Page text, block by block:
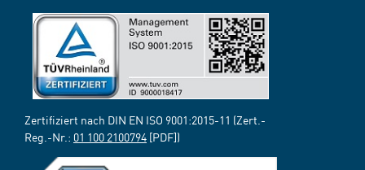
Zertifiziert nach DIN EN ISO 9001:2015-11 (Zert.-
Reg.-Nr.: 01 100 2100794 [PDF])